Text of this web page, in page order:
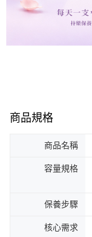
商品規格
商品名稱
容量規格
保養步驟
核心需求